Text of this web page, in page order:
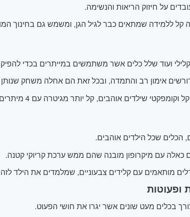
על חיזוק הריאות והנשימה.
קל ללמידה שמתאים כבר לגיל הגן, ומשמש גם בחינוך
ועוד שלל כלים אשר משתמשים במייתרים בכדי
אימון רב והתמדה, ובכל זאת הם אחלה משחק שנותן
אוהבים, קל יותר מגיטרה עם 4 מיתרים בלבד ומתאים לידיים קטנות מגיל 3 ומעלה.
הכלים שכל הילדים אוהבים.
כאלה עם מיקרופון מובנה שהם ממש ערכת קריוקי קטנה.
מותאמים עם קלידים צבעוניים, שמלמדים את הילד
ופעוטות
בכלים מעט שונים אשר יגרו את חושי הפעוט.